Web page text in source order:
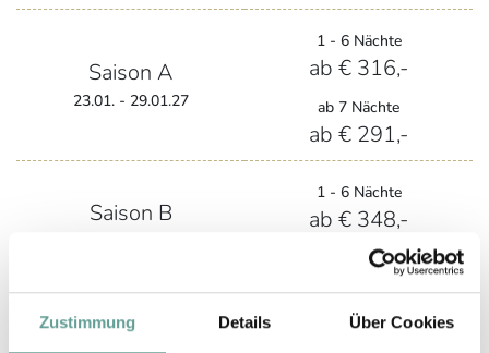
Zustimmung Details Über Cookies
Saison A
23.01. - 29.01.27
1 - 6 Nächte
ab € 316,-
ab 7 Nächte
ab € 291,-
Saison B
1 - 6 Nächte
ab € 348,-
ab 7 Nächte
ab € 323,-